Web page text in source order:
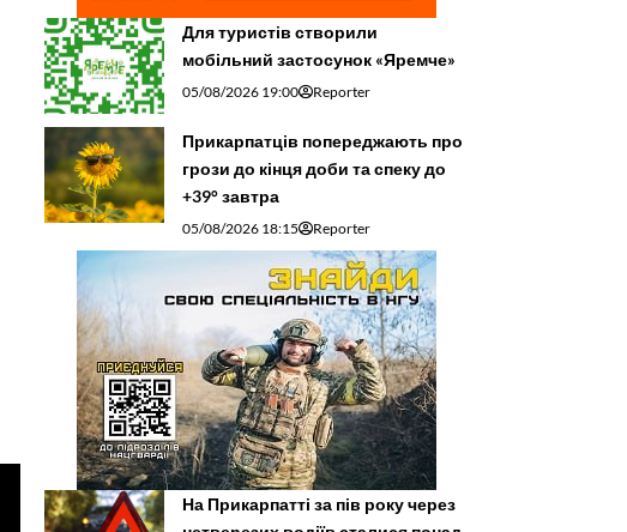
Для туристів створили
мобільний застосунок «Яремче»
05/08/2026 19:00 Reporter
Прикарпатців попереджають про
грози до кінця доби та спеку до
+39° завтра
05/08/2026 18:15 Reporter
На Прикарпатті за пів року через